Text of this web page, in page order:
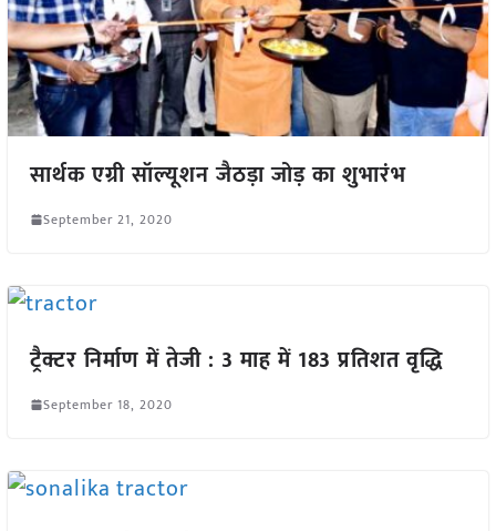
सार्थक एग्री सॉल्यूशन जैठड़ा जोड़ का शुभारंभ
September 21, 2020
ट्रैक्टर निर्माण में तेजी : 3 माह में 183 प्रतिशत वृद्धि
September 18, 2020